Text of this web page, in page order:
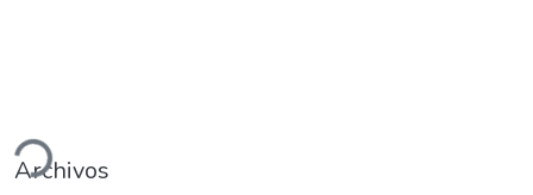
Cargando...
Archivos